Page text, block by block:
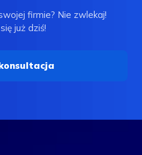
firmie? Nie zwlekaj!
już dziś!